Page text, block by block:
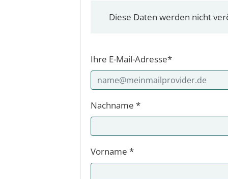
Diese Daten werden nicht
Ihre E-Mail-Adresse*
Nachname *
Vorname *